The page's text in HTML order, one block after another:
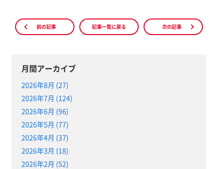
前の記事 記事一覧に戻る 次の記事
月間アーカイブ
2026年8月 (27)
2026年7月 (124)
2026年6月 (96)
2026年5月 (77)
2026年4月 (37)
2026年3月 (18)
2026年2月 (52)